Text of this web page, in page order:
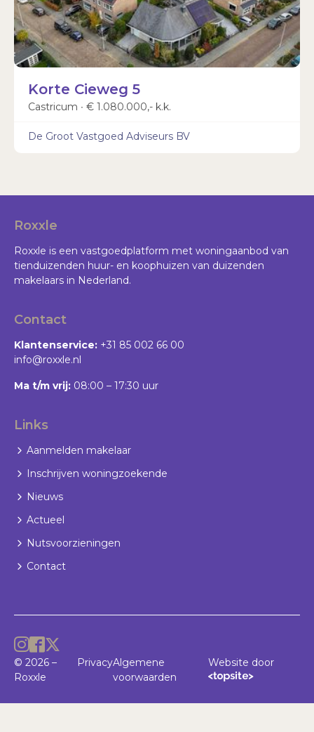
Korte Cieweg 5
Castricum ∙ € 1.080.000,- k.k.
De Groot Vastgoed Adviseurs BV
Roxxle
Roxxle is een vastgoedplatform met woningaanbod van
tienduizenden huur- en koophuizen van duizenden
makelaars in Nederland.
Contact
Klantenservice: +31 85 002 66 00
info@roxxle.nl
Ma t/m vrij: 08:00 – 17:30 uur
Links
Aanmelden makelaar
Inschrijven woningzoekende
Nieuws
Actueel
Nutsvoorzieningen
Contact
© 2026 –
Roxxle
PrivacyAlgemene
voorwaarden
Website door